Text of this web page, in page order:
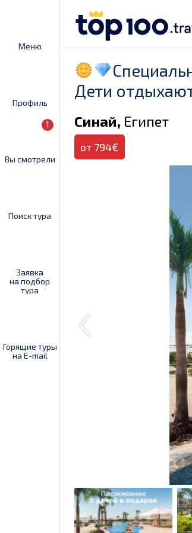
Меню
Профиль
Вы смотрели
1
Поиск тура
Заявка
на подбор
тура
Горящие туры
на E-mail
Дети
Синай, Египет
от 794€